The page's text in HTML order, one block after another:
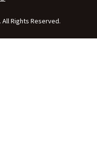
All Rights Reserved.